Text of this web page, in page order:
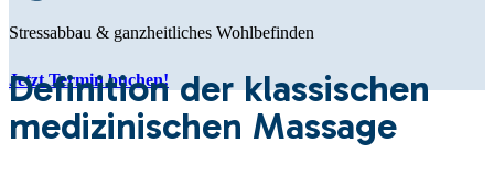
Stressabbau & ganzheitliches Wohlbefinden
Jetzt Termin buchen!
Definition der klassischen
medizinischen Massage